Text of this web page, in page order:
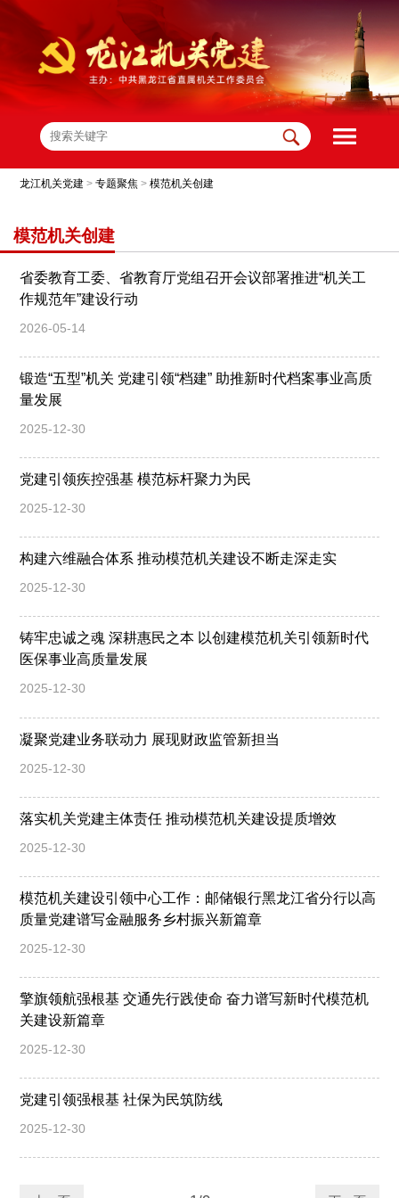
龙江机关党建 >专题聚焦 >模范机关创建
模范机关创建
省委教育工委、省教育厅党组召开会议部署推进“机关工
作规范年”建设行动
2026-05-14
锻造“五型”机关 党建引领“档建” 助推新时代档案事业高质
量发展
2025-12-30
党建引领疾控强基 模范标杆聚力为民
2025-12-30
构建六维融合体系 推动模范机关建设不断走深走实
2025-12-30
铸牢忠诚之魂 深耕惠民之本 以创建模范机关引领新时代
医保事业高质量发展
2025-12-30
凝聚党建业务联动力 展现财政监管新担当
2025-12-30
落实机关党建主体责任 推动模范机关建设提质增效
2025-12-30
模范机关建设引领中心工作：邮储银行黑龙江省分行以高
质量党建谱写金融服务乡村振兴新篇章
2025-12-30
擎旗领航强根基 交通先行践使命 奋力谱写新时代模范机
关建设新篇章
2025-12-30
党建引领强根基 社保为民筑防线
2025-12-30